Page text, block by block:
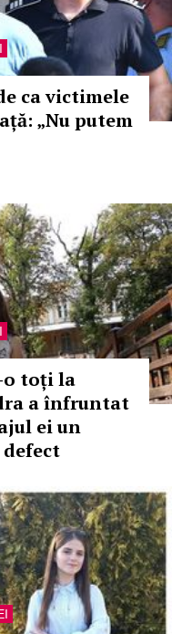
ca victimele
„Nu putem
o toți la
a înfruntat
ei un